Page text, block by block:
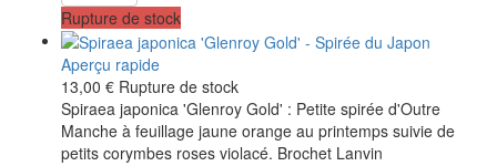
Rupture de stock
Aperçu rapide
13,00 € Rupture de stock
Spiraea japonica 'Glenroy Gold' : Petite spirée d'Outre
Manche à feuillage jaune orange au printemps suivie de
petits corymbes roses violacé. Brochet Lanvin